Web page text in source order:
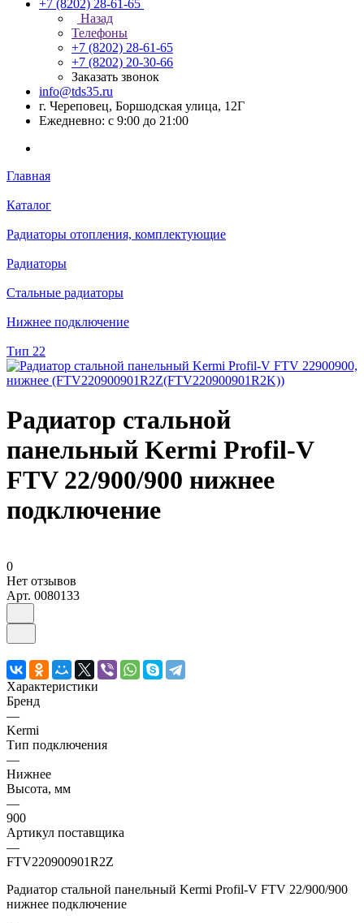
+7 (8202) 28‑61-65
Назад
Телефоны
+7 (8202) 28‑61-65
+7 (8202) 20‑30-66
Заказать звонок
info@tds35.ru
г. Череповец, Боршодская улица, 12Г
Ежедневно: с 9:00 до 21:00
Главная
Каталог
Радиаторы отопления, комплектующие
Радиаторы
Стальные радиаторы
Нижнее подключение
Тип 22
Радиатор стальной
панельный Kermi Profil-V
FTV 22/900/900 нижнее
подключение
0
Нет отзывов
Арт. 0080133
Характеристики
Бренд
—
Kermi
Тип подключения
—
Нижнее
Высота, мм
—
900
Артикул поставщика
—
FTV220900901R2Z
Радиатор стальной панельный Kermi Profil-V FTV 22/900/900
нижнее подключение